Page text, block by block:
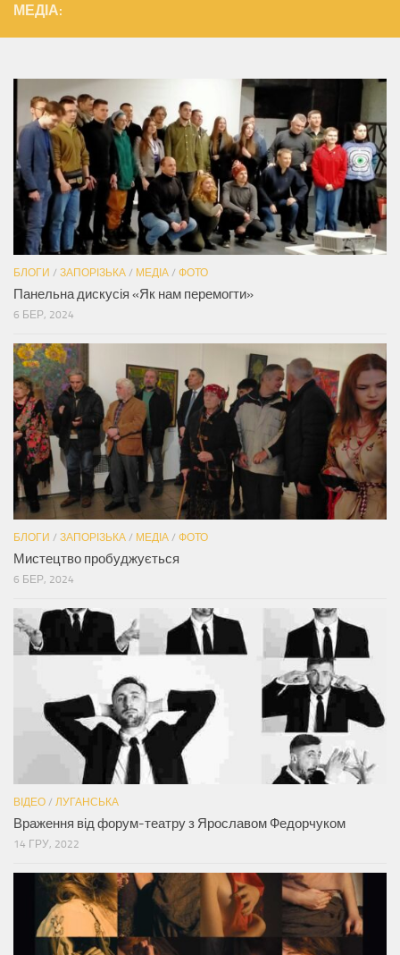
МЕДІА:
БЛОГИ / ЗАПОРІЗЬКА / МЕДІА / ФОТО
Панельна дискусія «Як нам перемогти»
6 БЕР, 2024
БЛОГИ / ЗАПОРІЗЬКА / МЕДІА / ФОТО
Мистецтво пробуджується
6 БЕР, 2024
ВІДЕО / ЛУГАНСЬКА
Враження від форум-театру з Ярославом Федорчуком
14 ГРУ, 2022